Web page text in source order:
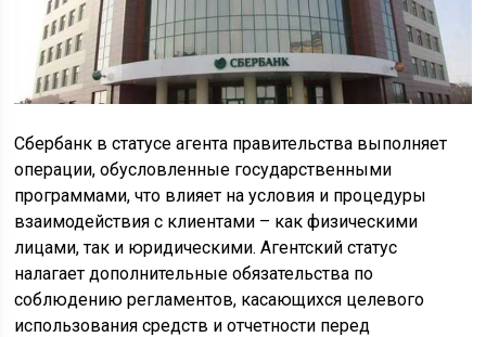
Сбербанк в статусе агента правительства выполняет
операции, обусловленные государственными
программами, что влияет на условия и процедуры
взаимодействия с клиентами – как физическими
лицами, так и юридическими. Агентский статус
налагает дополнительные обязательства по
соблюдению регламентов, касающихся целевого
использования средств и отчетности перед